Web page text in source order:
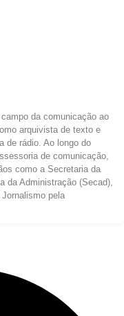
da comunicação ao
arquivista de texto e
de rádio. Ao longo do
de comunicação,
como a Secretaria da
da Administração (Secad),
pela